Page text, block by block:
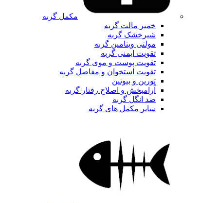
مکمل گربه
خمیر مالت گربه
شیرخشک گربه
مولتی ویتامین گربه
تقویت ایمنی گربه
تقویت پوست و موی گربه
تقویت استخوان و مفاصل گربه
تورین و بیوتین
آرامبخش و اصلاح رفتار گربه
ضد انگل گربه
سایر مکمل های گربه